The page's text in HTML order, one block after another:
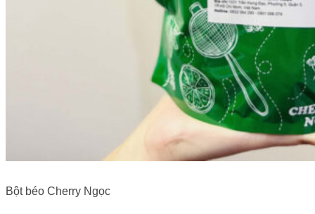
Bột béo Cherry Ngọc